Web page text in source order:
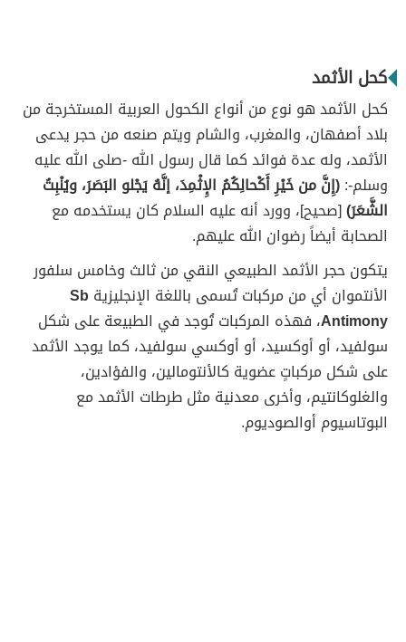
كحل الأثمد
كحل الأثمد هو نوع من أنواع الكحول العربية المستخرجة من
بلاد أصفهان، والمغرب، والشام ويتم صنعه من حجر يدعى
الأثمد، وله عدة فوائد كما قال رسول الله -صلى الله عليه
وسلم-:(إِنَّ من خَيْرِ أَكْحالِكُمُ الإِثْمِدَ، إنَّهُ يَجْلو البَصَرَ، ويُنْبِتُ
الشَّعَرَ)[صحيح]، وورد أنه عليه السلام كان يستخدمه مع
الصحابة أيضاً رضوان الله عليهم.
يتكون حجر الأثمد الطبيعي النقي من ثالث وخامس سلفور
الأنتموان أي من مركبات تُسمى باللغة الإنجليزية Sb
Antimony، فهذه المركبات تُوجد في الطبيعة على شكل
سولفيد، أو أوكسيد، أو أوكسي سولفيد، كما يوجد الأثمد
على شكل مركباتٍ عضوية كالأنتومالين، والفؤادين،
والغلوكانتيم، وأخرى معدنية مثل طرطات الأثمد مع
البوتاسيوم أوالصوديوم.